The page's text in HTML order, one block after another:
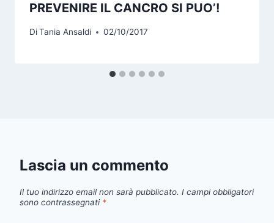
PREVENIRE IL CANCRO SI PUO’!
DiTania Ansaldi 02/10/2017
Lascia un commento
Il tuo indirizzo email non sarà pubblicato. I campi obbligatori
sono contrassegnati *